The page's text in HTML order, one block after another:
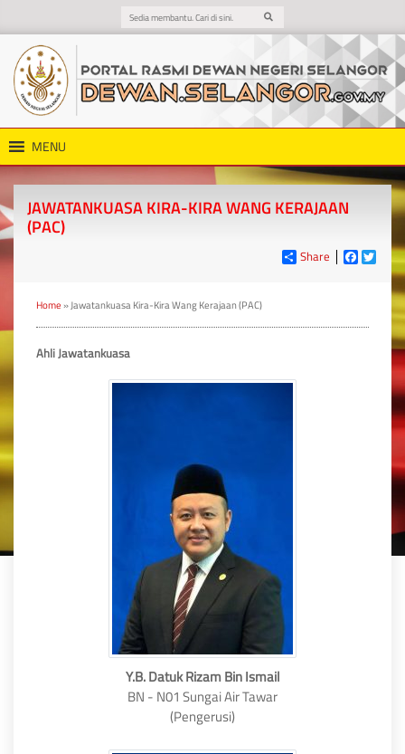
MENU
JAWATANKUASA KIRA-KIRA WANG KERAJAAN
(PAC)
Share
Home»Jawatankuasa Kira-Kira Wang Kerajaan (PAC)
Ahli Jawatankuasa
Y.B. Datuk Rizam Bin Ismail
BN - N01 Sungai Air Tawar
(Pengerusi)